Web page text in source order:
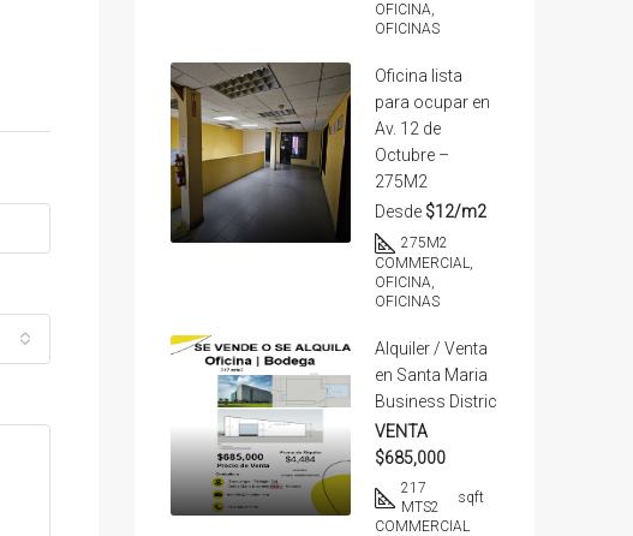
OFICINA,
OFICINAS
Oficina lista
para ocupar en
Av. 12 de
Octubre –
275M2
Desde $12/m2
275M2
COMMERCIAL,
OFICINA,
OFICINAS
Alquiler / Venta
en Santa Maria
Business Distric
VENTA
$685,000
217
MTS2
sqft
COMMERCIAL